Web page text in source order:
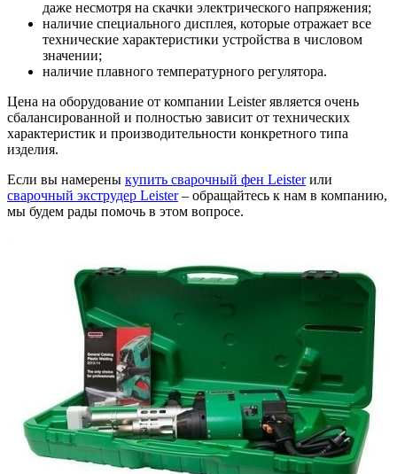
даже несмотря на скачки электрического напряжения;
наличие специального дисплея, которые отражает все
технические характеристики устройства в числовом
значении;
наличие плавного температурного регулятора.
Цена на оборудование от компании Leister является очень
сбалансированной и полностью зависит от технических
характеристик и производительности конкретного типа
изделия.
Если вы намерены купить сварочный фен Leisterили
сварочный экструдер Leister– обращайтесь к нам в компанию,
мы будем рады помочь в этом вопросе.